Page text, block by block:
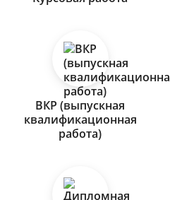
ВКР (выпускная
квалификационная
работа)